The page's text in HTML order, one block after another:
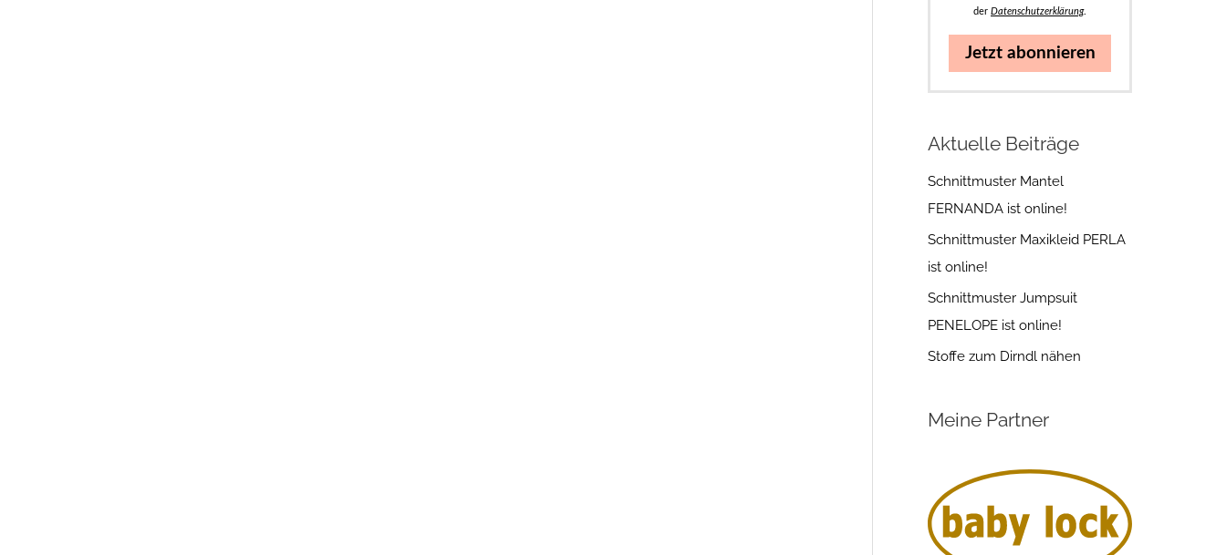
der Datenschutzerklärung.
Jetzt abonnieren
Aktuelle Beiträge
Schnittmuster Mantel
FERNANDA ist online!
Schnittmuster Maxikleid PERLA
ist online!
Schnittmuster Jumpsuit
PENELOPE ist online!
Stoffe zum Dirndl nähen
Meine Partner